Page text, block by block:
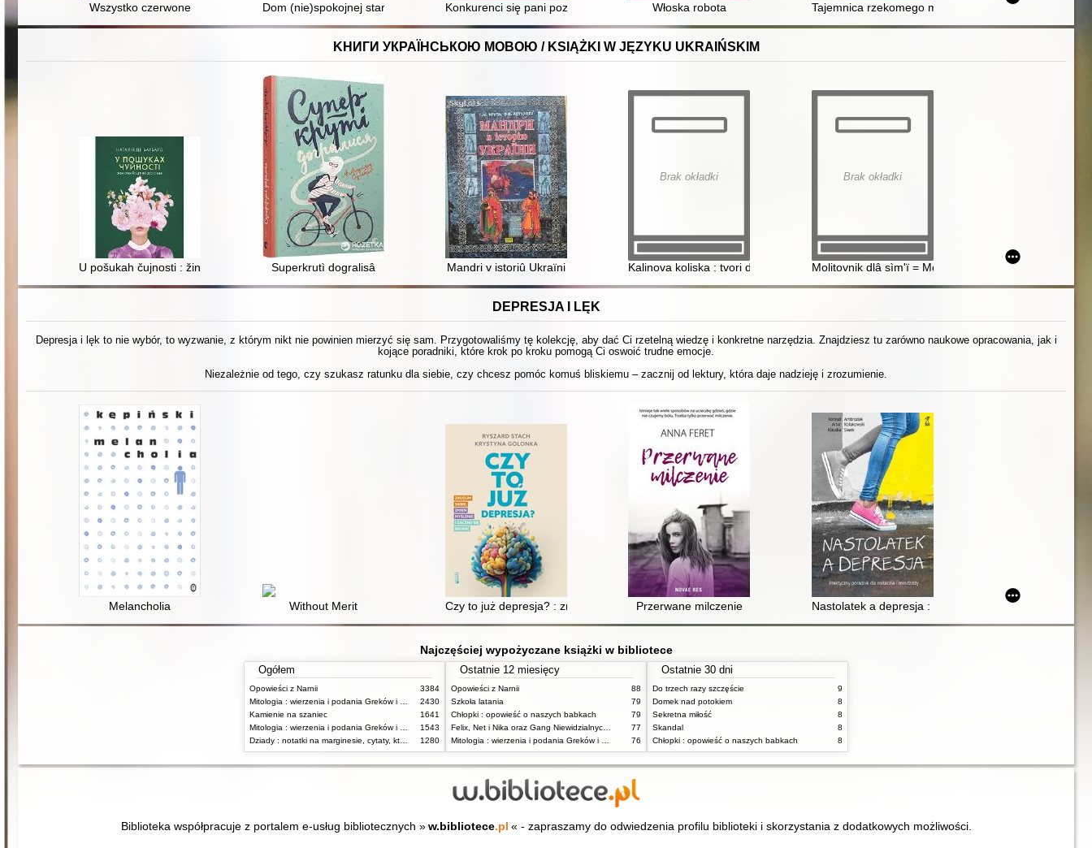
Wszystko czerwone Dom (nie)spokojnej starości Konkurenci się pani pozbyli Włoska robota Tajemnica rzekomego małżonka
KНИГИ УКРАЇНСЬКОЮ МОВОЮ / KSIĄŻKI W JĘZYKU UKRAIŃSKIM
U pošukah čujnosti : žinočij šlâh do sebeSuperkrutì dogralisâ Mandri v istoriû Ukraïni
Brak okładki
Kalinova koliska : tvori dlâ dìtej
Brak okładki
Molitovnik dlâ sìm'ï = Modlitewnik dla rodziny
DEPRESJA I LĘK
Depresja i lęk to nie wybór, to wyzwanie, z którym nikt nie powinien mierzyć się sam. Przygotowaliśmy tę kolekcję, aby dać Ci rzetelną wiedzę i konkretne narzędzia. Znajdziesz tu zarówno naukowe opracowania, jak i
kojące poradniki, które krok po kroku pomogą Ci oswoić trudne emocje.
Niezależnie od tego, czy szukasz ratunku dla siebie, czy chcesz pomóc komuś bliskiemu – zacznij od lektury, która daje nadzieję i zrozumienie.
Melancholia Without Merit Czy to już depresja? : zrozum siebie, zmień myślenie i zacznij się bronić
Przerwane milczenie Nastolatek a depresja : praktyczny poradnik dla
Najczęściej wypożyczane książki w bibliotece
Ogółem
Opowieści z Narnii
3384
Mitologia : wierzenia i podania Greków i Rzymian
2430
Kamienie na szaniec
1641
Mitologia : wierzenia i podania Greków i Rzymian
1543
Dziady : notatki na marginesie, cytaty, które warto znać, streszczenie
1280
Ostatnie 12 miesięcy
Opowieści z Narnii
88
Szkoła latania
79
Chłopki : opowieść o naszych babkach
79
Felix, Net i Nika oraz Gang Niewidzialnych Ludzi
77
Mitologia : wierzenia i podania Greków i Rzymian
76
Ostatnie 30 dni
Do trzech razy szczęście
9
Domek nad potokiem
8
Sekretna miłość
8
Skandal
8
Chłopki : opowieść o naszych babkach
8
Biblioteka współpracuje z portalem e-usług bibliotecznych » w.bibliotece.pl « - zapraszamy do odwiedzenia profilu biblioteki i skorzystania z dodatkowych możliwości.